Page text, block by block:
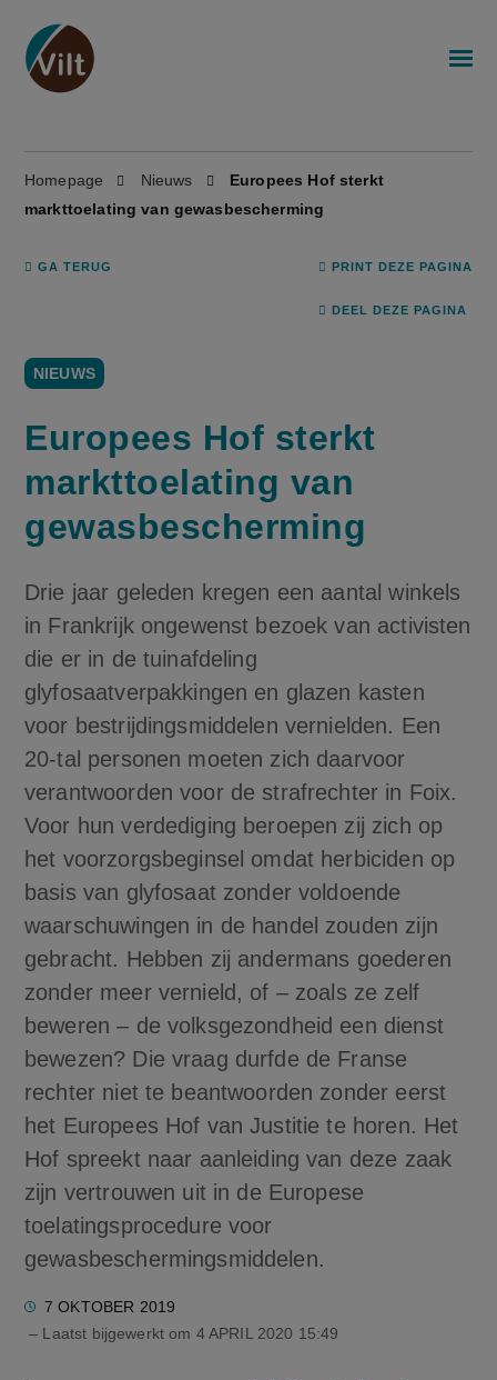
Homepage Nieuws
Europees Hof sterkt
markttoelating van gewasbescherming
GA TERUG PRINT DEZE PAGINA
DEEL DEZE PAGINA
NIEUWS
Europees Hof sterkt
markttoelating van
gewasbescherming
Drie jaar geleden kregen een aantal winkels
in Frankrijk ongewenst bezoek van activisten
die er in de tuinafdeling
glyfosaatverpakkingen en glazen kasten
voor bestrijdingsmiddelen vernielden. Een
20-tal personen moeten zich daarvoor
verantwoorden voor de strafrechter in Foix.
Voor hun verdediging beroepen zij zich op
het voorzorgsbeginsel omdat herbiciden op
basis van glyfosaat zonder voldoende
waarschuwingen in de handel zouden zijn
gebracht. Hebben zij andermans goederen
zonder meer vernield, of – zoals ze zelf
beweren – de volksgezondheid een dienst
bewezen? Die vraag durfde de Franse
rechter niet te beantwoorden zonder eerst
het Europees Hof van Justitie te horen. Het
Hof spreekt naar aanleiding van deze zaak
zijn vertrouwen uit in de Europese
toelatingsprocedure voor
gewasbeschermingsmiddelen.
7 OKTOBER 2019
– Laatst bijgewerkt om 4 APRIL 2020 15:49